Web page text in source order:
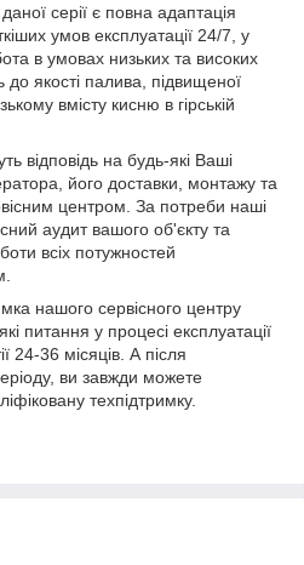
серії є повна адаптація
умов експлуатації 24/7, у
в умовах низьких та високих
до якості палива, підвищеної
вмісту кисню в гірській
відповідь на будь-які Ваші
його доставки, монтажу та
центром. За потреби наші
аудит вашого об'єкту та
всіх потужностей
нашого сервісного центру
питання у процесі експлуатації
24-36 місяців. А після
ви завжди можете
техпідтримку.